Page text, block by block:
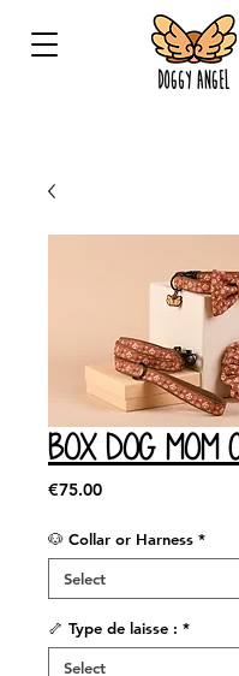
BOX DOG MOM
€75.00Price
🐶 Collar or Harness *
🦴 Type de laisse : *